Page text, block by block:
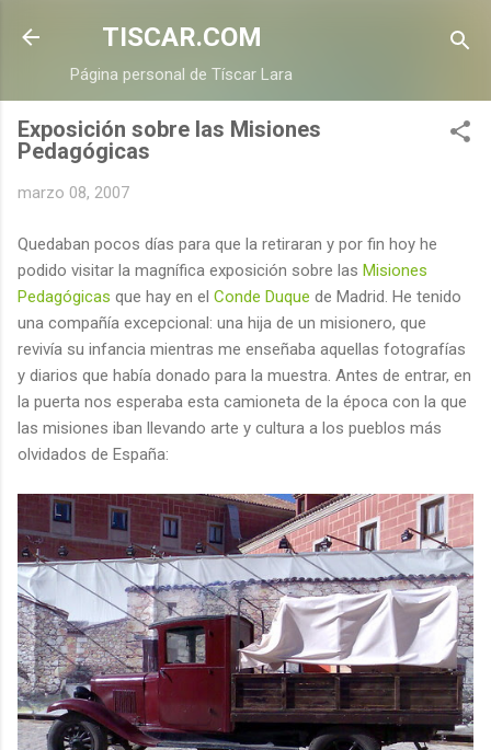
Ir al contenido principal
TISCAR.COM
Página personal de Tíscar Lara
Exposición sobre las Misiones
Pedagógicas
marzo 08, 2007
Quedaban pocos días para que la retiraran y por fin hoy he
podido visitar la magnífica exposición sobre las Misiones
Pedagógicas que hay en el Conde Duque de Madrid. He tenido
una compañía excepcional: una hija de un misionero, que
revivía su infancia mientras me enseñaba aquellas fotografías
y diarios que había donado para la muestra. Antes de entrar, en
la puerta nos esperaba esta camioneta de la época con la que
las misiones iban llevando arte y cultura a los pueblos más
olvidados de España: